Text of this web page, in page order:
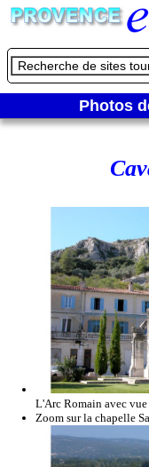
Photos
L'Arc Romain avec
Zoom sur la chapelle